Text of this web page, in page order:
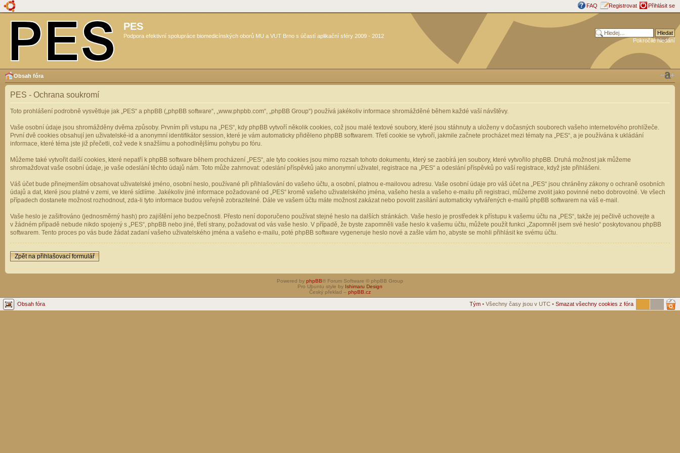
FAQ Registrovat Přihlásit se
PES
Podpora efektivní spolupráce biomedicínských oborů MU a VUT Brno s účastí aplikační sféry 2009 - 2012
Pokročilé hledání
Obsah fóra
PES - Ochrana soukromí
Toto prohlášení podrobně vysvětluje jak „PES“ a phpBB („phpBB software“, „www.phpbb.com“, „phpBB Group“) používá jakékoliv informace shromážděné během každé vaší návštěvy.
Vaše osobní údaje jsou shromážděny dvěma způsoby. Prvním při vstupu na „PES“, kdy phpBB vytvoří několik cookies, což jsou malé textové soubory, které jsou stáhnuty a uloženy v dočasných souborech vašeho internetového prohlížeče.
První dvě cookies obsahují jen uživatelské-id a anonymní identifikátor session, které je vám automaticky přiděleno phpBB softwarem. Třetí cookie se vytvoří, jakmile začnete procházet mezi tématy na „PES“, a je používána k ukládání
informace, které téma jste již přečetli, což vede k snažšímu a pohodlnějšímu pohybu po fóru.
Můžeme také vytvořit další cookies, které nepatří k phpBB software během procházení „PES“, ale tyto cookies jsou mimo rozsah tohoto dokumentu, který se zaobírá jen soubory, které vytvořilo phpBB. Druhá možnost jak můžeme
shromažďovat vaše osobní údaje, je vaše odeslání těchto údajů nám. Toto může zahrnovat: odeslání příspěvků jako anonymní uživatel, registrace na „PES“ a odeslání příspěvků po vaší registrace, když jste přihlášeni.
Váš účet bude přinejmenším obsahovat uživatelské jméno, osobní heslo, používané při přihlašování do vašeho účtu, a osobní, platnou e-mailovou adresu. Vaše osobní údaje pro váš účet na „PES“ jsou chráněny zákony o ochraně osobních
údajů a dat, které jsou platné v zemi, ve které sídlíme. Jakékoliv jiné informace požadované od „PES“ kromě vašeho uživatelského jména, vašeho hesla a vašeho e-mailu při registraci, můžeme zvolit jako povinné nebo dobrovolné. Ve všech
případech dostanete možnost rozhodnout, zda-li tyto informace budou veřejně zobrazitelné. Dále ve vašem účtu máte možnost zakázat nebo povolit zasílání automaticky vytvářených e-mailů phpBB softwarem na váš e-mail.
Vaše heslo je zašifrováno (jednosměrný hash) pro zajištění jeho bezpečnosti. Přesto není doporučeno používat stejné heslo na dalších stránkách. Vaše heslo je prostředek k přístupu k vašemu účtu na „PES“, takže jej pečlivě uchovejte a
v žádném případě nebude nikdo spojený s „PES“, phpBB nebo jiné, třetí strany, požadovat od vás vaše heslo. V případě, že byste zapomněli vaše heslo k vašemu účtu, můžete použít funkci „Zapomněl jsem své heslo“ poskytovanou phpBB
softwarem. Tento proces po vás bude žádat zadaní vašeho uživatelského jména a vašeho e-mailu, poté phpBB software vygeneruje heslo nové a zašle vám ho, abyste se mohli přihlásit ke svému účtu.
Zpět na přihlašovací formulář
Powered by phpBB® Forum Software © phpBB Group
Pro Ubuntu style by Ishimaru Design
Český překlad – phpBB.cz
Obsah fóra Tým • Všechny časy jsou v UTC • Smazat všechny cookies z fóra